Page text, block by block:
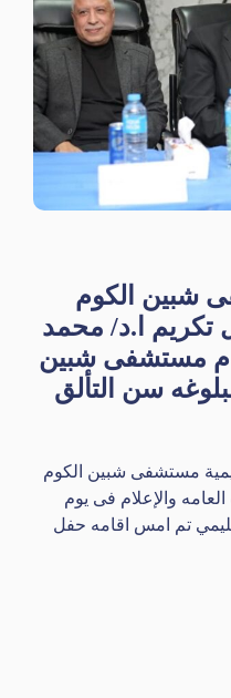
شبين الكوم
تكريم ا.د/ محمد
مستشفى شبين
سن التألق
مستشفى شبين الكوم
العامه والإعلام فى يوم
تم امس اقامه حفل